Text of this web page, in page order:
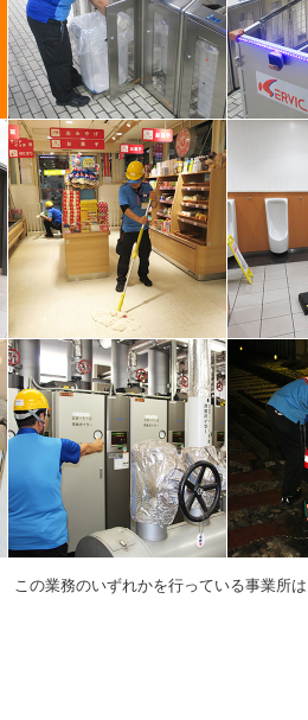
この業務のいずれかを行っている事業所